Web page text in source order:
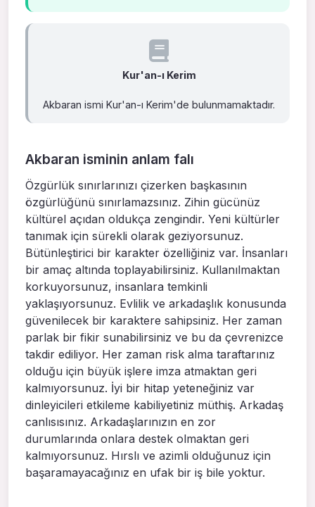
Kur'an-ı Kerim
Akbaran ismi Kur'an-ı Kerim'de bulunmamaktadır.
Akbaran isminin anlam falı
Özgürlük sınırlarınızı çizerken başkasının
özgürlüğünü sınırlamazsınız. Zihin gücünüz
kültürel açıdan oldukça zengindir. Yeni kültürler
tanımak için sürekli olarak geziyorsunuz.
Bütünleştirici bir karakter özelliğiniz var. İnsanları
bir amaç altında toplayabilirsiniz. Kullanılmaktan
korkuyorsunuz, insanlara temkinli
yaklaşıyorsunuz. Evlilik ve arkadaşlık konusunda
güvenilecek bir karaktere sahipsiniz. Her zaman
parlak bir fikir sunabilirsiniz ve bu da çevrenizce
takdir ediliyor. Her zaman risk alma taraftarınız
olduğu için büyük işlere imza atmaktan geri
kalmıyorsunuz. İyi bir hitap yeteneğiniz var
dinleyicileri etkileme kabiliyetiniz müthiş. Arkadaş
canlısısınız. Arkadaşlarınızın en zor
durumlarında onlara destek olmaktan geri
kalmıyorsunuz. Hırslı ve azimli olduğunuz için
başaramayacağınız en ufak bir iş bile yoktur.